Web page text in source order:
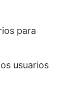
para
usuarios